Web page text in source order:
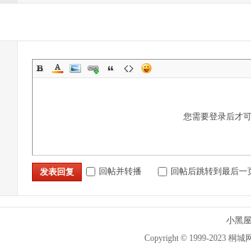
您需要登录后才
发表回复 回帖并转播 回帖后跳转到最后一
小黑屋
Copyright © 1999-2023 桐城